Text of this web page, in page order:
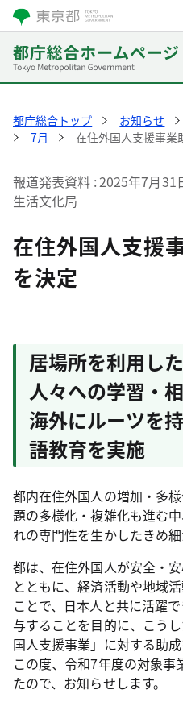
都庁総合トップ お知らせ
7月
在住外国人支援事業
報道発表資料 2025年7月31
生活文化局
在住外国人支援
を決定
居場所を利用し
人々への学習・
海外にルーツを
語教育を実施
都内在住外国人の増加・多
題の多様化・複雑化も進む
れの専門性を生かしたきめ
都は、在住外国人が安全・
とともに、経済活動や地域
ことで、日本人と共に活躍
与することを目的に、こう
国人支援事業」に対する助成
この度、令和7年度の対象
たので、お知らせします。